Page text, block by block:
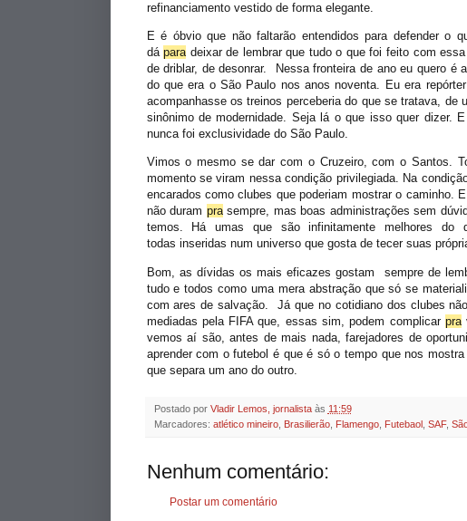
refinanciamento vestido de forma elegante.
E é óbvio que não faltarão entendidos para defender o
dápara deixar de lembrar que tudo o que foi feito com
de driblar, de desonrar. Nessa fronteira de ano eu quero é
do que era o São Paulo nos anos noventa. Eu era
acompanhasse os treinos perceberia do que se tratava, de
sinônimo de modernidade. Seja lá o que isso quer dizer.
nunca foi exclusividade do São Paulo.
Vimos o mesmo se dar com o Cruzeiro, com o Santos.
momento se viram nessa condição privilegiada. Na
encarados como clubes que poderiam mostrar o caminho.
não duram prasempre, mas boas administrações sem
temos. Há umas que são infinitamente melhores
todas inseridas num universo que gosta de tecer suas
Bom, as dívidas os mais eficazes gostam sempre de
tudo e todos como uma mera abstração que só se
com ares de salvação. Já que no cotidiano dos clubes
mediadas pela FIFA que, essas sim, podem complicarpra
vemos aí são, antes de mais nada, farejadores de
aprender com o futebol é que é só o tempo que nos
que separa um ano do outro.
Postado por Vladir Lemos, jornalista às 11:59
Marcadores: atlético mineiro, Brasilierão, Flamengo, Futebaol, SAF,
Nenhum comentário:
Postar um comentário